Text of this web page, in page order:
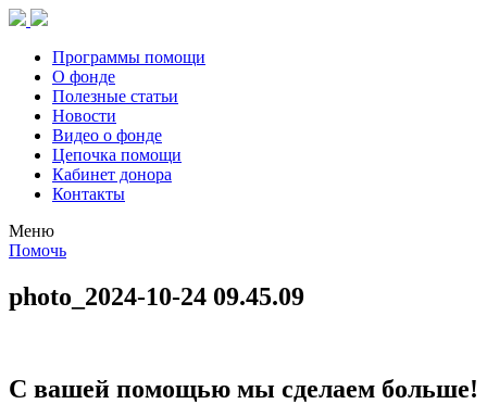
Программы помощи
О фонде
Полезные статьи
Новости
Видео о фонде
Цепочка помощи
Кабинет донора
Контакты
Меню
Помочь
photo_2024-10-24 09.45.09
С вашей помощью мы сделаем больше!